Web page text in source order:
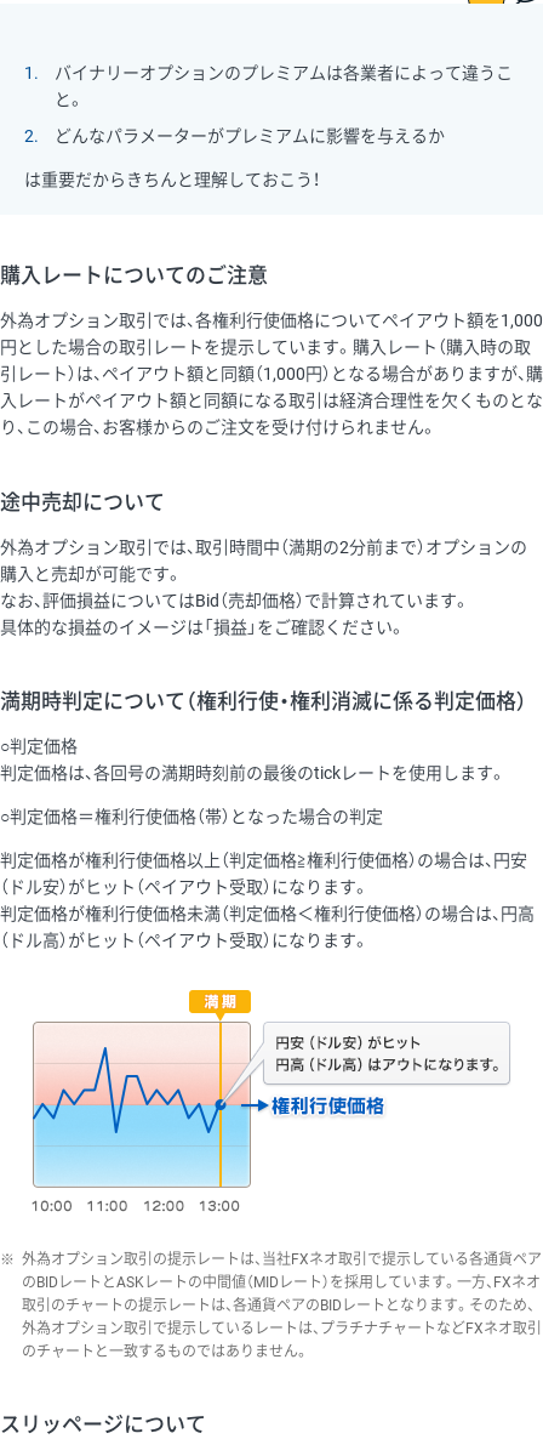
1
バイナリーオプションのプレミアムは各業者によって違うこ
と。
2
どんなパラメーターがプレミアムに影響を与えるか
は重要だからきちんと理解しておこう！
購入レートについてのご注意
外為オプション取引では、各権利行使価格についてペイアウト額を1,000
円とした場合の取引レートを提示しています。購入レート（購入時の取
引レート）は、ペイアウト額と同額（1,000円）となる場合がありますが、購
入レートがペイアウト額と同額になる取引は経済合理性を欠くものとな
り、この場合、お客様からのご注文を受け付けられません。
途中売却について
外為オプション取引では、取引時間中（満期の2分前まで）オプションの
購入と売却が可能です。
なお、評価損益についてはBid（売却価格）で計算されています。
具体的な損益のイメージは「損益」をご確認ください。
満期時判定について（権利行使・権利消滅に係る判定価格）
○判定価格
判定価格は、各回号の満期時刻前の最後のtickレートを使用します。
○判定価格＝権利行使価格（帯）となった場合の判定
判定価格が権利行使価格以上（判定価格≧権利行使価格）の場合は、円安
（ドル安）がヒット（ペイアウト受取）になります。
判定価格が権利行使価格未満（判定価格＜権利行使価格）の場合は、円高
（ドル高）がヒット（ペイアウト受取）になります。
※ 外為オプション取引の提示レートは、当社FXネオ取引で提示している各通貨ペア
のBIDレートとASKレートの中間値（MIDレート）を採用しています。一方、FXネオ
取引のチャートの提示レートは、各通貨ペアのBIDレートとなります。そのため、
外為オプション取引で提示しているレートは、プラチナチャートなどFXネオ取引
のチャートと一致するものではありません。
スリッページについて